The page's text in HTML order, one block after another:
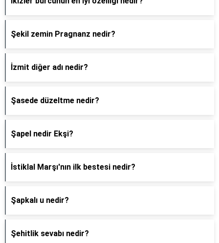
Şekil zemin Pragnanz nedir?
İzmit diğer adı nedir?
Şasede düzeltme nedir?
Şapel nedir Ekşi?
İstiklal Marşı'nın ilk bestesi nedir?
Şapkalı u nedir?
Şehitlik sevabı nedir?